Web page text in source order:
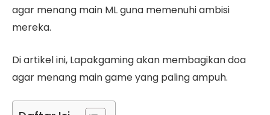
agar menang main ML guna memenuhi ambisi
mereka.
Di artikel ini, Lapakgaming akan membagikan doa
agar menang main game yang paling ampuh.